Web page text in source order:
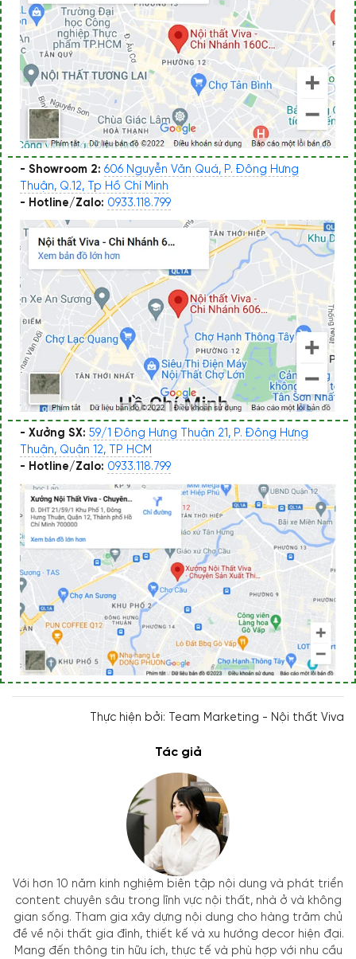
- Showroom 2: 606 Nguyễn Văn Quá, P. Đông Hưng
Thuận, Q.12, Tp Hồ Chí Minh
- Hotline/Zalo: 0933.118.799
- Xưởng SX: 59/1 Đông Hưng Thuận 21, P. Đông Hưng
Thuận, Quận 12, TP HCM
- Hotline/Zalo: 0933.118.799
Thực hiện bởi: Team Marketing - Nội thất Viva
Tác giả
Với hơn 10 năm kinh nghiệm biên tập nội dung và phát triển
content chuyên sâu trong lĩnh vực nội thất, nhà ở và không
gian sống. Tham gia xây dựng nội dung cho hàng trăm chủ
đề về nội thất gia đình, thiết kế và xu hướng decor hiện đại.
Mang đến thông tin hữu ích, thực tế và phù hợp với nhu cầu